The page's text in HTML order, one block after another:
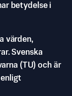
betydelse i
värden,
Svenska
(TU) och är